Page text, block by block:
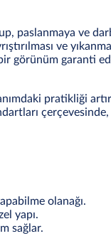
paslanmaya ve
ve
görünüm garanti
pratikliği
olanağı.
yapı.
sağlar.